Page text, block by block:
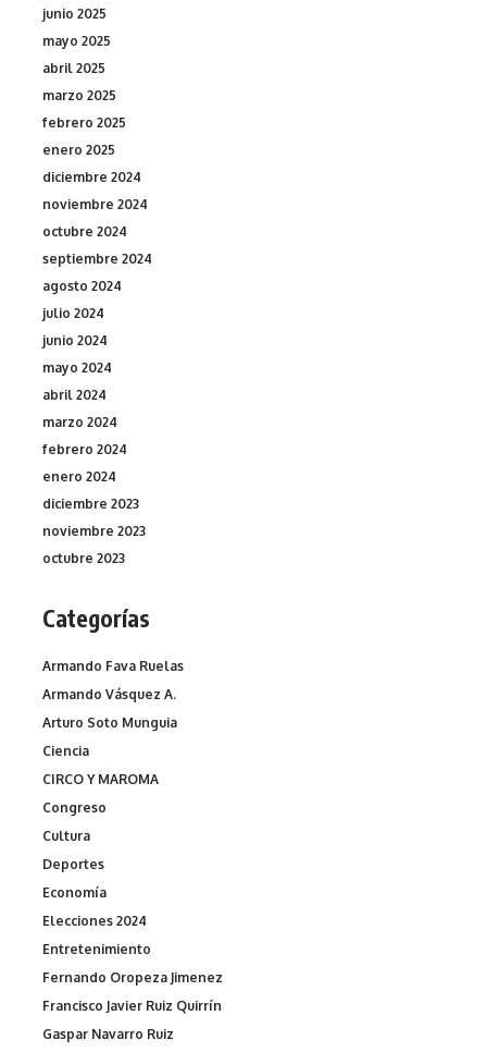
junio 2025
mayo 2025
abril 2025
marzo 2025
febrero 2025
enero 2025
diciembre 2024
noviembre 2024
octubre 2024
septiembre 2024
agosto 2024
julio 2024
junio 2024
mayo 2024
abril 2024
marzo 2024
febrero 2024
enero 2024
diciembre 2023
noviembre 2023
octubre 2023
Categorías
Armando Fava Ruelas
Armando Vásquez A.
Arturo Soto Munguia
Ciencia
CIRCO Y MAROMA
Congreso
Cultura
Deportes
Economía
Elecciones 2024
Entretenimiento
Fernando Oropeza Jimenez
Francisco Javier Ruiz Quirrín
Gaspar Navarro Ruiz